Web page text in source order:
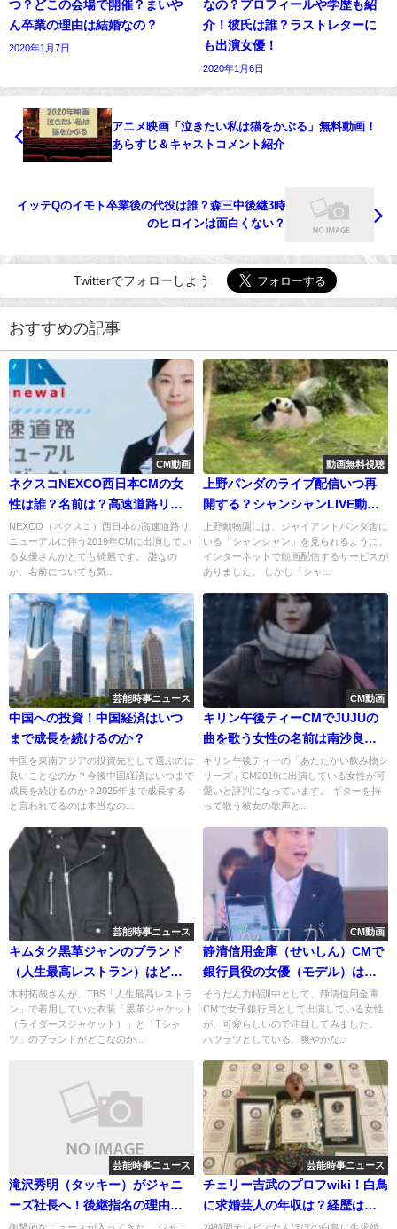
つ？どこの会場で開催？まいや
ん卒業の理由は結婚なの？
2020年1月7日
なの？プロフィールや学歴も紹
介！彼氏は誰？ラストレターに
も出演女優！
2020年1月6日
アニメ映画「泣きたい私は猫をかぶる」無料動画！
あらすじ＆キャストコメント紹介
イッテQのイモト卒業後の代役は誰？森三中後継3時
のヒロインは面白くない？
Twitterでフォローしよう
おすすめの記事
CM動画
ネクスコNEXCO西日本CMの女
性は誰？名前は？高速道路リニ
ューアル説明！
NEXCO（ネクスコ）西日本の高速道路リ
ニューアルに伴う2019年CMに出演してい
る女優さんがとても綺麗です。 誰なの
か、名前についても気...
動画無料視聴
上野パンダのライブ配信いつ再
開する？シャンシャンLIVE動画
の視聴方法はある？
上野動物園には、ジャイアントパンダ舎に
いる「シャンシャン」を見られるように、
インターネットで動画配信するサービスが
ありました。 しかし「シャ...
芸能時事ニュース
中国への投資！中国経済はいつ
まで成長を続けるのか？
中国を東南アジアの投資先として選ぶのは
良いことなのか？今後中国経済はいつまで
成長を続けるのか？2025年まで成長する
と言われてるのは本当なの...
CM動画
キリン午後ティーCMでJUJUの
曲を歌う女性の名前は南沙良！
PV画像！
キリン午後ティーの「あたたかい飲み物シ
リーズ」CM2019に出演している女性が可
愛いと評判になっています。 ギターを持
って歌う彼女の歌声と...
芸能時事ニュース
キムタク黒革ジャンのブランド
（人生最高レストラン）はど
こ？Tシャツは？
木村拓哉さんが、TBS「人生最高レストラ
ン」で着用していた衣装「黒革ジャケット
（ライダースジャケット）」と「Tシャ
ツ」のブランドがどこなのか...
CM動画
静清信用金庫（せいしん）CMで
銀行員役の女優（モデル）は誰
（名前）？
そうだん力特訓中として、静清信用金庫
CMで女子銀行員として出演している女性
が、可愛らしいので注目してみました。
ハツラツとしている、爽やかな...
芸能時事ニュース
滝沢秀明（タッキー）がジャニ
ーズ社長へ！後継指名の理由と
は？
芸能時事ニュース
チェリー吉武のプロフwiki！白鳥
に求婚芸人の年収は？経歴はど
うなの？